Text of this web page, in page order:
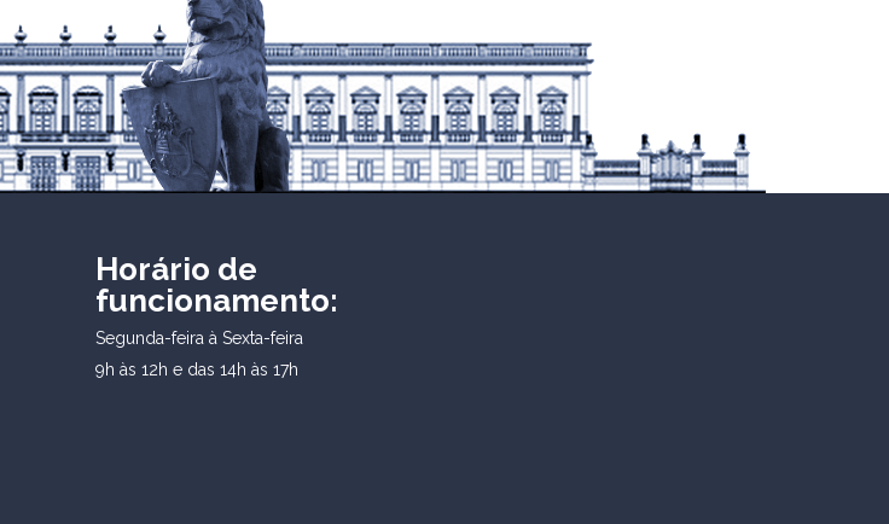
Horário de
funcionamento:
Segunda-feira à Sexta-feira
9h às 12h e das 14h às 17h